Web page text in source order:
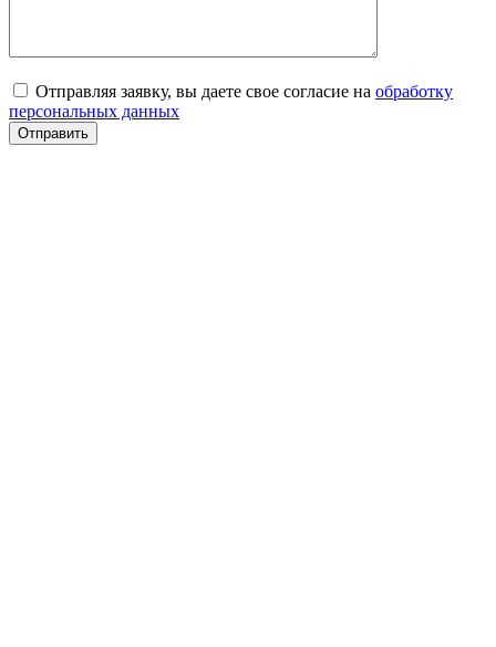
Отправляя заявку, вы даете свое согласие на обработку
персональных данных